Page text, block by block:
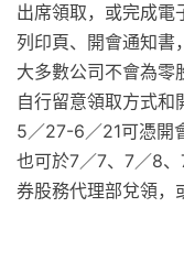
出席領取，或完成電
列印頁、開會通知書
大多數公司不會為零
自行留意領取方式和
5／27-6／21可憑開
也可於7／7、7／8
券股務代理部兌領，